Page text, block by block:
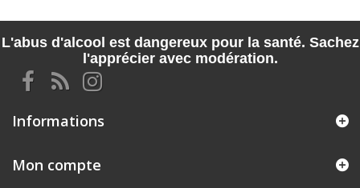
L'abus d'alcool est dangereux pour la santé. Sachez
l'apprécier avec modération.
Informations
Mon compte